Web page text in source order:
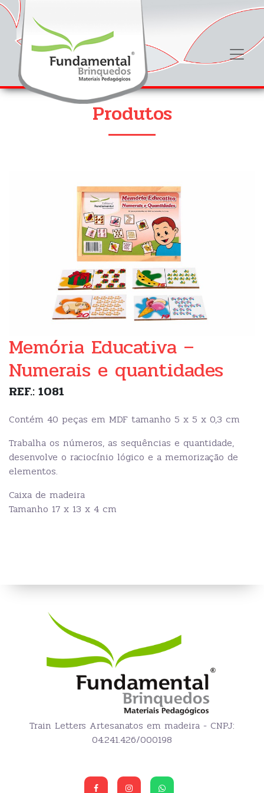
Produtos
Memória Educativa –
Numerais e quantidades
REF.: 1081
Contém 40 peças em MDF tamanho 5 x 5 x 0,3 cm
Trabalha os números, as sequências e quantidade,
desenvolve o raciocínio lógico e a memorização de
elementos.
Caixa de madeira
Tamanho 17 x 13 x 4 cm
Train Letters Artesanatos em madeira - CNPJ:
04.241.426/000198